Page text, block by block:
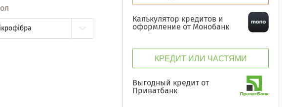
Калькулятор кредитов и
оформление от Монобанк
КРЕДИТ ИЛИ ЧАСТЯМИ
Выгодный кредит от
Приватбанк